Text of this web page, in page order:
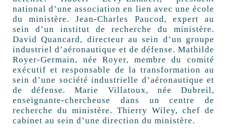
national d’une association en lien avec une école
du ministère. Jean-Charles Paucod, expert au
sein d’un institut de recherche du ministère.
David Quancard, directeur au sein d’un groupe
industriel d’aéronautique et de défense. Mathilde
Royer-Germain, née Royer, membre du comité
exécutif et responsable de la transformation au
sein d’une société industrielle d’aéronautique et
de défense. Marie Villatoux, née Dubreil,
enseignante-chercheuse dans un centre de
recherche du ministère. Thierry Wiley, chef de
cabinet au sein d’une direction du ministère.